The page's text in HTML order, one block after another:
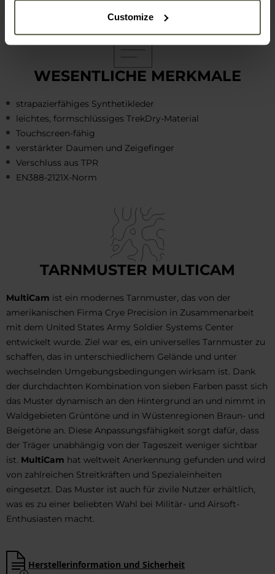
Customize
WESENTLICHE MERKMALE
strapazierfähiges Synthetikleder
leichtes, formschlüssiges TrekDry-Material
Touchscreen-fähig
verstärkter Daumen und Zeigefinger
Verschluss aus TPR
EN388-2121X-Norm
TARNMUSTER MULTICAM
MultiCam ist ein modernes Tarnmuster, das von der
amerikanischen Firma Crye Precision in Zusammenarbeit
mit dem United States Army Soldier Systems Center
entwickelt wurde. Ziel war es, ein universelles Tarnmuster zu
schaffen, das in unterschiedlichem Gelände und unter
wechselnden Umgebungsbedingungen wirksam ist. Dank
der durchdachten Kombination von sieben Farben passt sich
das Muster dynamisch an den Hintergrund an und nimmt in
Waldgebieten Grüntöne und in Wüstenregionen Braun- und
Beigetöne an. Diese Anpassungsfähigkeit sorgt dafür, dass
der Träger unabhängig von der Tageszeit weniger sichtbar
ist. MultiCam hat weltweit Anerkennung gefunden und wird
von zahlreichen Streitkräften und Spezialeinheiten
eingesetzt. Das Muster ist auch für zivile Nutzer erhältlich,
was es zu einer beliebten Wahl bei Militär- und Airsoft-
Enthusiasten macht.
Herstellerinformation und Sicherheit